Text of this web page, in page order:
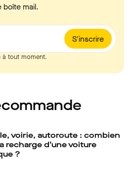
boîte mail.
S'inscrire
à tout moment.
voirie, autoroute : combien
recharge d’une voiture
?